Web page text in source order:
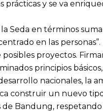
prácticas y se va
Seda en términos
en las
proyectos.
principios
nacionales, la
construir un nuevo
Bandung,